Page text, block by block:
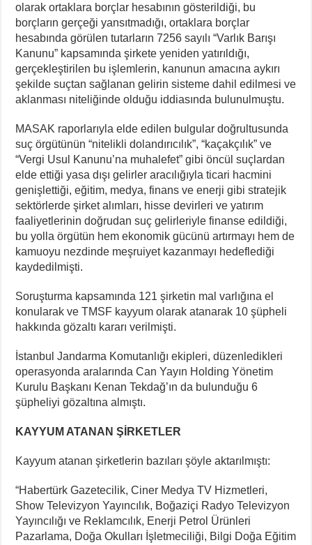
olarak ortaklara borçlar hesabının gösterildiği, bu
borçların gerçeği yansıtmadığı, ortaklara borçlar
hesabında görülen tutarların 7256 sayılı “Varlık Barışı
Kanunu” kapsamında şirkete yeniden yatırıldığı,
gerçekleştirilen bu işlemlerin, kanunun amacına aykırı
şekilde suçtan sağlanan gelirin sisteme dahil edilmesi ve
aklanması niteliğinde olduğu iddiasında bulunulmuştu.
MASAK raporlarıyla elde edilen bulgular doğrultusunda
suç örgütünün “nitelikli dolandırıcılık”, “kaçakçılık” ve
“Vergi Usul Kanunu’na muhalefet” gibi öncül suçlardan
elde ettiği yasa dışı gelirler aracılığıyla ticari hacmini
genişlettiği, eğitim, medya, finans ve enerji gibi stratejik
sektörlerde şirket alımları, hisse devirleri ve yatırım
faaliyetlerinin doğrudan suç gelirleriyle finanse edildiği,
bu yolla örgütün hem ekonomik gücünü artırmayı hem de
kamuoyu nezdinde meşruiyet kazanmayı hedeflediği
kaydedilmişti.
Soruşturma kapsamında 121 şirketin mal varlığına el
konularak ve TMSF kayyum olarak atanarak 10 şüpheli
hakkında gözaltı kararı verilmişti.
İstanbul Jandarma Komutanlığı ekipleri, düzenledikleri
operasyonda aralarında Can Yayın Holding Yönetim
Kurulu Başkanı Kenan Tekdağ’ın da bulunduğu 6
şüpheliyi gözaltına almıştı.
KAYYUM ATANAN ŞİRKETLER
Kayyum atanan şirketlerin bazıları şöyle aktarılmıştı:
“Habertürk Gazetecilik, Ciner Medya TV Hizmetleri,
Show Televizyon Yayıncılık, Boğaziçi Radyo Televizyon
Yayıncılığı ve Reklamcılık, Enerji Petrol Ürünleri
Pazarlama, Doğa Okulları İşletmeciliği, Bilgi Doğa Eğitim